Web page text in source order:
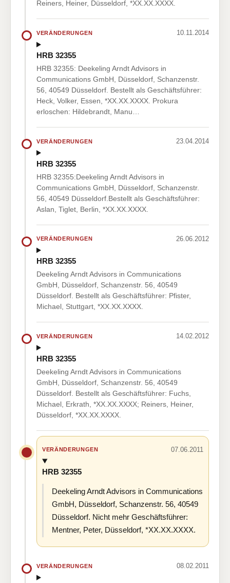
Reiners, Heiner, Düsseldorf, *XX.XX.XXXX.
VERÄNDERUNGEN 10.11.2014
HRB 32355
HRB 32355: Deekeling Arndt Advisors in
Communications GmbH, Düsseldorf, Schanzenstr.
56, 40549 Düsseldorf. Bestellt als Geschäftsführer:
Heck, Volker, Essen, *XX.XX.XXXX. Prokura
erloschen: Hildebrandt, Manu…
VERÄNDERUNGEN 23.04.2014
HRB 32355
HRB 32355:Deekeling Arndt Advisors in
Communications GmbH, Düsseldorf, Schanzenstr.
56, 40549 Düsseldorf.Bestellt als Geschäftsführer:
Aslan, Tiglet, Berlin, *XX.XX.XXXX.
VERÄNDERUNGEN 26.06.2012
HRB 32355
Deekeling Arndt Advisors in Communications
GmbH, Düsseldorf, Schanzenstr. 56, 40549
Düsseldorf. Bestellt als Geschäftsführer: Pfister,
Michael, Stuttgart, *XX.XX.XXXX.
VERÄNDERUNGEN 14.02.2012
HRB 32355
Deekeling Arndt Advisors in Communications
GmbH, Düsseldorf, Schanzenstr. 56, 40549
Düsseldorf. Bestellt als Geschäftsführer: Fuchs,
Michael, Erkrath, *XX.XX.XXXX; Reiners, Heiner,
Düsseldorf, *XX.XX.XXXX.
VERÄNDERUNGEN 07.06.2011
HRB 32355
Deekeling Arndt Advisors in Communications
GmbH, Düsseldorf, Schanzenstr. 56, 40549
Düsseldorf. Nicht mehr Geschäftsführer:
Mentner, Peter, Düsseldorf, *XX.XX.XXXX.
VERÄNDERUNGEN 08.02.2011